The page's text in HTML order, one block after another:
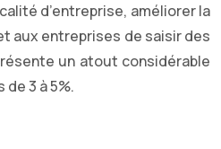
d’entreprise, améliorer la
aux entreprises de saisir des
un atout considérable
3 à 5%.